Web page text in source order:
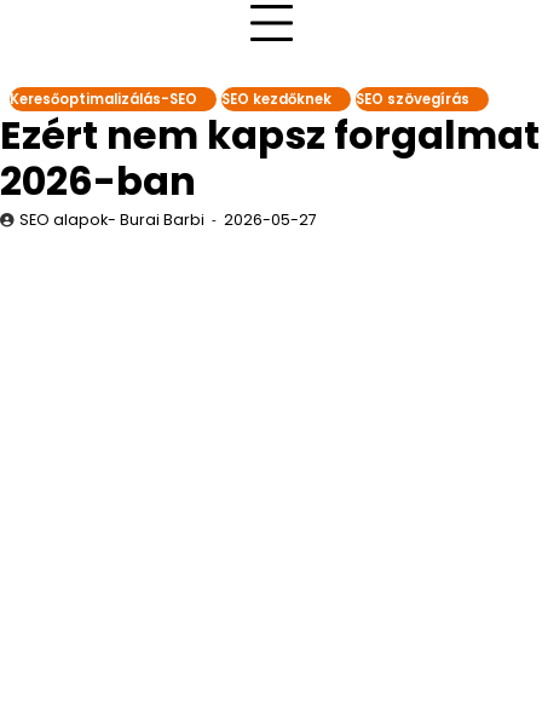
Keresőoptimalizálás-SEO SEO kezdőknek SEO szövegírás
Ezért nem kapsz forgalmat
2026-ban
SEO alapok- Burai Barbi 2026-05-27